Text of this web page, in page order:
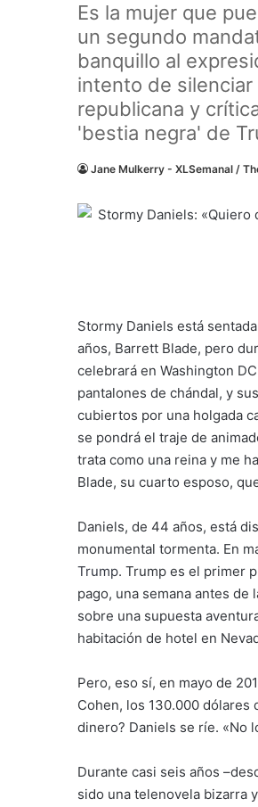
Es la mujer que
un segundo
banquillo al
intento de
republicana y
'bestia negra' de
Jane Mulkerry - XLSemanal /
Stormy Daniels está
años, Barrett Blade, pero
celebrará en Washington
pantalones de chándal, y
cubiertos por una holgada
se pondrá el traje de
trata como una reina y me
Blade, su cuarto esposo,
Daniels, de 44 años, está
monumental tormenta. En
Trump. Trump es el primer
pago, una semana antes
sobre una supuesta
habitación de hotel en
Pero, eso sí, en mayo de
Cohen, los 130.000 dólares
dinero? Daniels se ríe. «No
Durante casi seis años
sido una telenovela bizarra